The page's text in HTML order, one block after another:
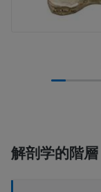
解剖学的階層